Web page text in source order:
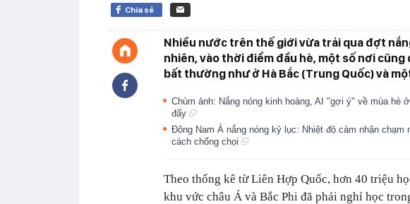
Chia sẻ
Nhiều nước trên thế giới vừa trải qua đợt
nhiên, vào thời điểm đầu hè, một số nơi
bất thường như ở Hà Bắc (Trung Quốc) và
Chùm ảnh: Nắng nóng kinh hoàng, AI "gợi ý" về mùa hè
đấy
Đông Nam Á nắng nóng kỷ lục: Nhiệt độ cảm nhận
cách chống chọi
Theo thống kê từ Liên Hợp Quốc, hơn 40 triệu
khu vức châu Á và Bắc Phi đã phải nghỉ học